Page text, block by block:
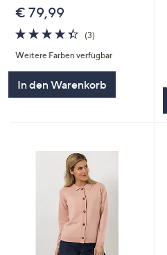
€ 79,99
4.3
von
5
(3)3
Weitere Farben verfügbar
In den Warenkorb